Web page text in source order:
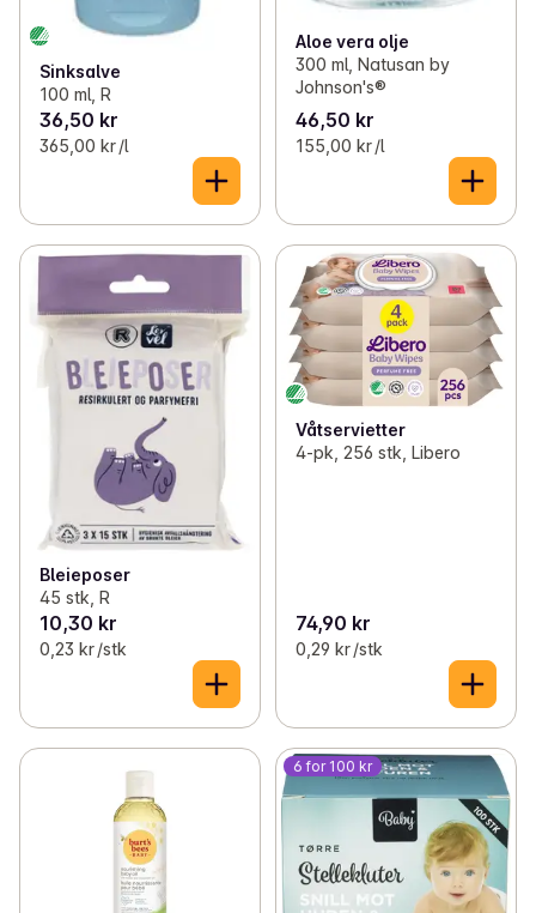
Sinksalve
100 ml, R
36,50 kr
365,00 kr /l
Aloe vera olje
300 ml, Natusan by
Johnson's®
46,50 kr
155,00 kr /l
Bleieposer
45 stk, R
10,30 kr
0,23 kr /stk
Våtservietter
4-pk, 256 stk, Libero
74,90 kr
0,29 kr /stk
6 for 100 kr